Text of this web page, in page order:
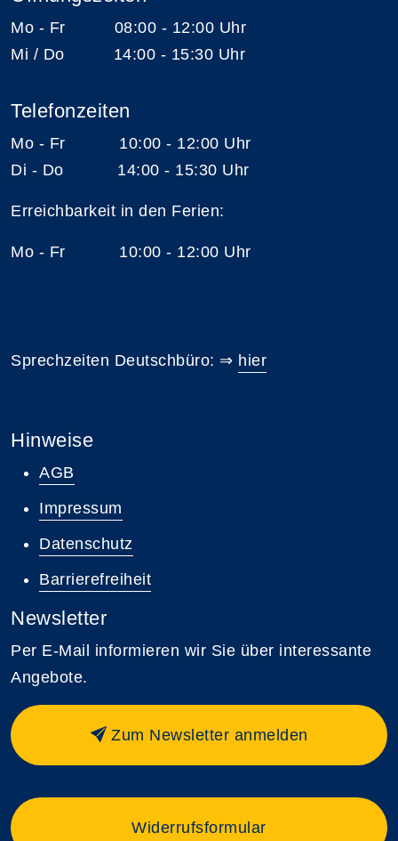
Mo - Fr 08:00 - 12:00 Uhr
Mi / Do 14:00 - 15:30 Uhr
Telefonzeiten
Mo - Fr 10:00 - 12:00 Uhr
Di - Do 14:00 - 15:30 Uhr
Erreichbarkeit in den Ferien:
Mo - Fr 10:00 - 12:00 Uhr
Sprechzeiten Deutschbüro: ⇒ hier
Hinweise
AGB
Impressum
Datenschutz
Barrierefreiheit
Newsletter
Per E-Mail informieren wir Sie über interessante
Angebote.
Zum Newsletter anmelden
Widerrufsformular